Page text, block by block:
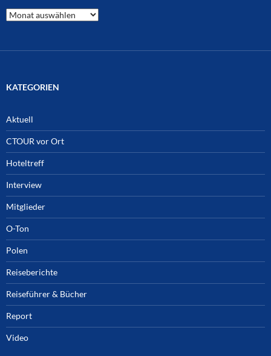
CTOUR
Archiv
KATEGORIEN
Aktuell
CTOUR vor Ort
Hoteltreff
Interview
Mitglieder
O-Ton
Polen
Reiseberichte
Reiseführer & Bücher
Report
Video